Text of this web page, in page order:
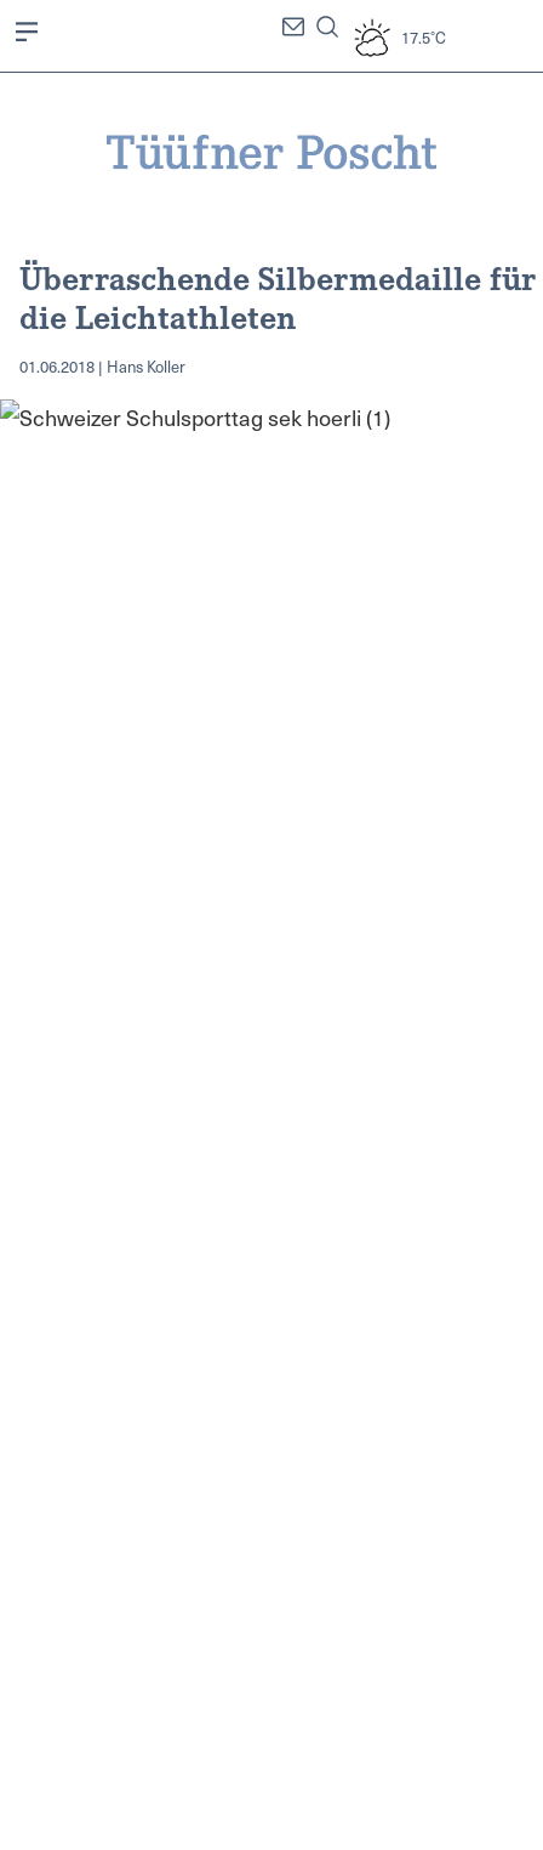
17.5°C
Überraschende Silbermedaille für
die Leichtathleten
01.06.2018 | Hans Koller